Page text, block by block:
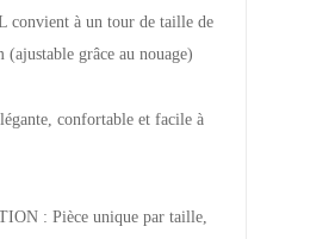
convient à un tour de taille de
(ajustable grâce au nouage)
confortable et facile à
: Pièce unique par taille,